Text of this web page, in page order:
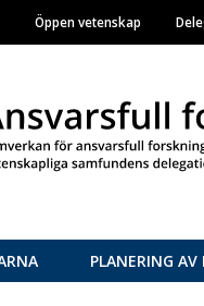
Öppen vetenskap
tiede
PLANERING AV